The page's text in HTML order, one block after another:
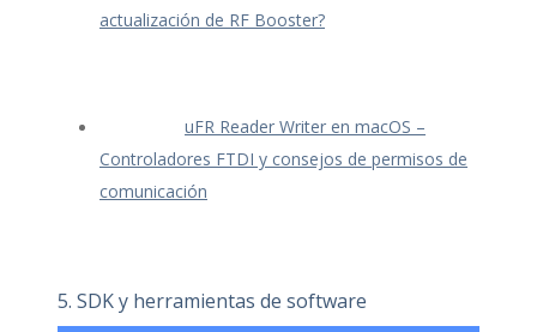
actualización de RF Booster?
uFR Reader Writer en macOS –
Controladores FTDI y consejos de permisos de
comunicación
5. SDK y herramientas de software